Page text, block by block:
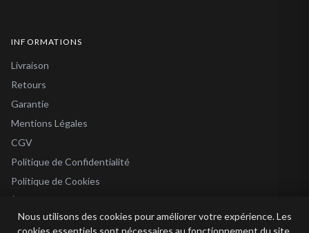
INFORMATIONS
Livraison
Retours
Garantie
Mentions Légales
CGV
Politique de Confidentialité
Politique de Cookies
À Propos
Blog
Nous utilisons des cookies pour améliorer votre expérience. Les
cookies essentiels sont nécessaires au fonctionnement du site.